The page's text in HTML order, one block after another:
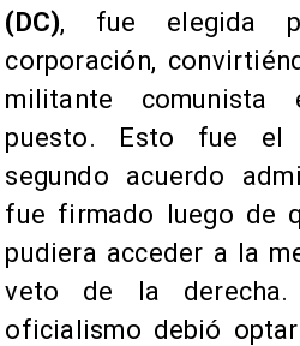
(DC), fue elegida
corporación,
militante comunista
puesto. Esto fue el
segundo acuerdo
fue firmado luego de
pudiera acceder a la
veto de la
oficialismo debió